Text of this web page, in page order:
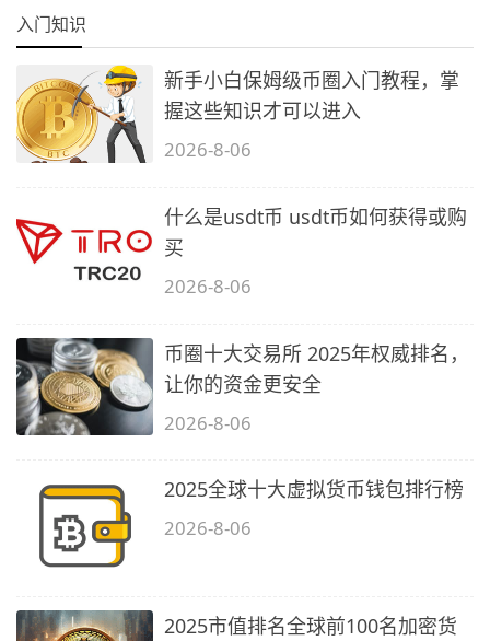
入门知识
新手小白保姆级币圈入门教程，掌
握这些知识才可以进入
2026-8-06
什么是usdt币 usdt币如何获得或购
买
2026-8-06
币圈十大交易所 2025年权威排名，
让你的资金更安全
2026-8-06
2025全球十大虚拟货币钱包排行榜
2026-8-06
2025市值排名全球前100名加密货